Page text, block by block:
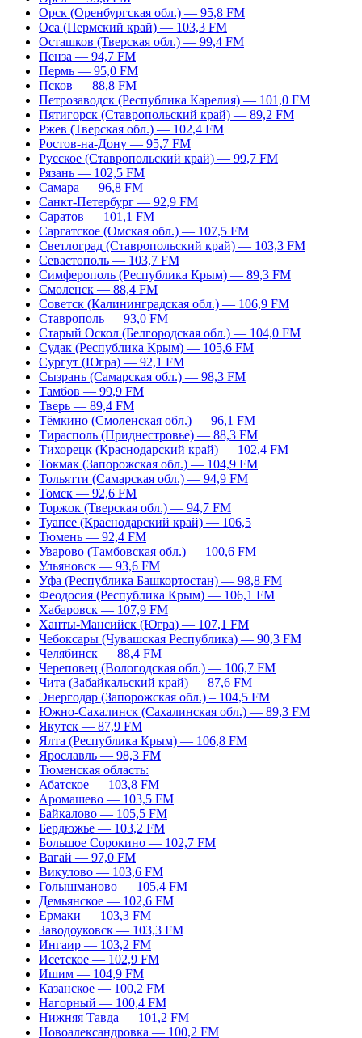
Орск (Оренбургская обл.) — 95,8 FM
Оса (Пермский край) — 103,3 FM
Осташков (Тверская обл.) — 99,4 FM
Пенза — 94,7 FM
Пермь — 95,0 FM
Псков — 88,8 FM
Петрозаводск (Республика Карелия) — 101,0 FM
Пятигорск (Ставропольский край) — 89,2 FM
Ржев (Тверская обл.) — 102,4 FM
Ростов-на-Дону — 95,7 FM
Русское (Ставропольский край) — 99,7 FM
Рязань — 102,5 FM
Самара — 96,8 FM
Санкт-Петербург — 92,9 FM
Саратов — 101,1 FM
Саргатское (Омская обл.) — 107,5 FM
Светлоград (Ставропольский край) — 103,3 FM
Севастополь — 103,7 FM
Симферополь (Республика Крым) — 89,3 FM
Смоленск — 88,4 FM
Советск (Калининградская обл.) — 106,9 FM
Ставрополь — 93,0 FM
Старый Оскол (Белгородская обл.) — 104,0 FM
Судак (Республика Крым) — 105,6 FM
Сургут (Югра) — 92,1 FM
Сызрань (Самарская обл.) — 98,3 FM
Тамбов — 99,9 FM
Тверь — 89,4 FM
Тёмкино (Смоленская обл.) — 96,1 FM
Тирасполь (Приднестровье) — 88,3 FM
Тихорецк (Краснодарский край) — 102,4 FM
Токмак (Запорожская обл.) — 104,9 FM
Тольятти (Самарская обл.) — 94,9 FM
Томск — 92,6 FM
Торжок (Тверская обл.) — 94,7 FM
Туапсе (Краснодарский край) — 106,5
Тюмень — 92,4 FM
Уварово (Тамбовская обл.) — 100,6 FM
Ульяновск — 93,6 FM
Уфа (Республика Башкортостан) — 98,8 FM
Феодосия (Республика Крым) — 106,1 FM
Хабаровск — 107,9 FM
Ханты-Мансийск (Югра) — 107,1 FM
Чебоксары (Чувашская Республика) — 90,3 FM
Челябинск — 88,4 FM
Череповец (Вологодская обл.) — 106,7 FM
Чита (Забайкальский край) — 87,6 FM
Энергодар (Запорожская обл.) – 104,5 FM
Южно-Сахалинск (Сахалинская обл.) — 89,3 FM
Якутск — 87,9 FM
Ялта (Республика Крым) — 106,8 FM
Ярославль — 98,3 FM
Тюменская область:
Абатское — 103,8 FM
Аромашево — 103,5 FM
Байкалово — 105,5 FM
Бердюжье — 103,2 FM
Большое Сорокино — 102,7 FM
Вагай — 97,0 FM
Викулово — 103,6 FM
Голышманово — 105,4 FM
Демьянское — 102,6 FM
Ермаки — 103,3 FM
Заводоуковск — 103,3 FM
Ингаир — 103,2 FM
Исетское — 102,9 FM
Ишим — 104,9 FM
Казанское — 100,2 FM
Нагорный — 100,4 FM
Нижняя Тавда — 101,2 FM
Новоалександровка — 100,2 FM